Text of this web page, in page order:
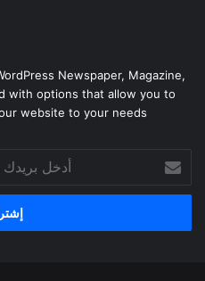
Newspaper, Magazine,
with options that allow you to
website to your needs.
أدخل
بريدك
الإلكتروني